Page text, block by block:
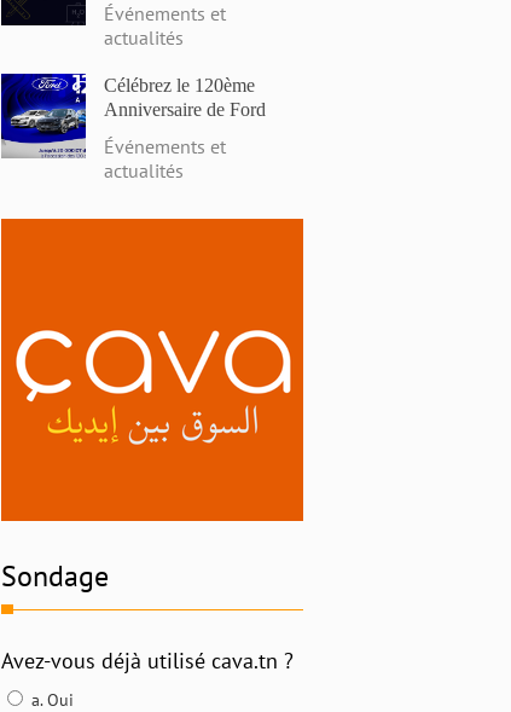
Événements et
actualités
Célébrez le 120ème
Anniversaire de Ford
avec Alpha Ford en
Tunisie : Profitez de
Remises Exceptionnelles
Événements et
actualités
Sondage
Avez-vous déjà utilisé cava.tn ?
a. Oui